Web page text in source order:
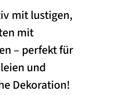
mit lustigen,
mit
– perfekt für
und
Dekoration!